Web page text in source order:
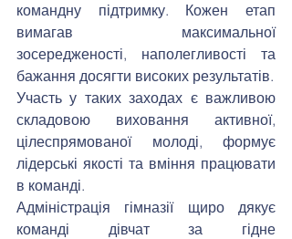
командну підтримку. Кожен етап
вимагав максимальної
зосередженості, наполегливості та
бажання досягти високих результатів.
Участь у таких заходах є важливою
складовою виховання активної,
цілеспрямованої молоді, формує
лідерські якості та вміння працювати
в команді.
Адміністрація гімназії щиро дякує
команді дівчат за гідне